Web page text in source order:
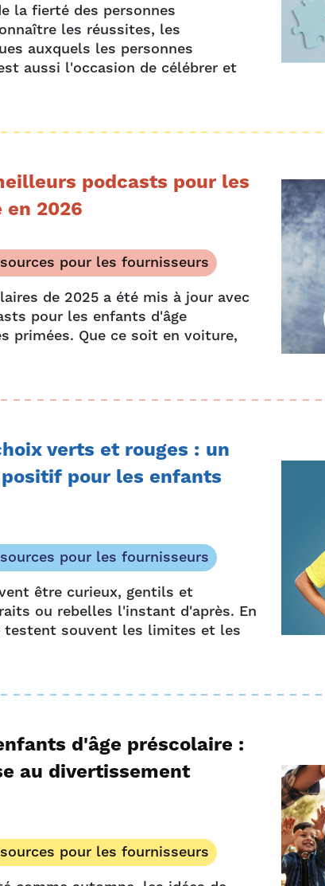
la fierté des personnes
les réussites, les
auxquels les personnes
aussi l'occasion de célébrer et
podcasts pour les
2026
pour les fournisseurs
de 2025 a été mis à jour avec
pour les enfants d'âge
primées. Que ce soit en voiture,
verts et rouges : un
pour les enfants
pour les fournisseurs
être curieux, gentils et
ou rebelles l'instant d'après. En
testent souvent les limites et les
d'âge préscolaire :
au divertissement
pour les fournisseurs